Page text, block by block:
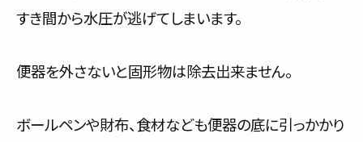
すき間から水圧が逃げてしまいます。
便器を外さないと固形物は除去出来ません。
ボールペンや財布、食材なども便器の底に引っかかり